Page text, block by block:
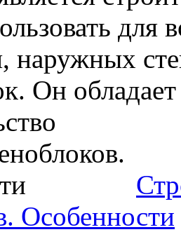
для
наружных
Он
Особенности